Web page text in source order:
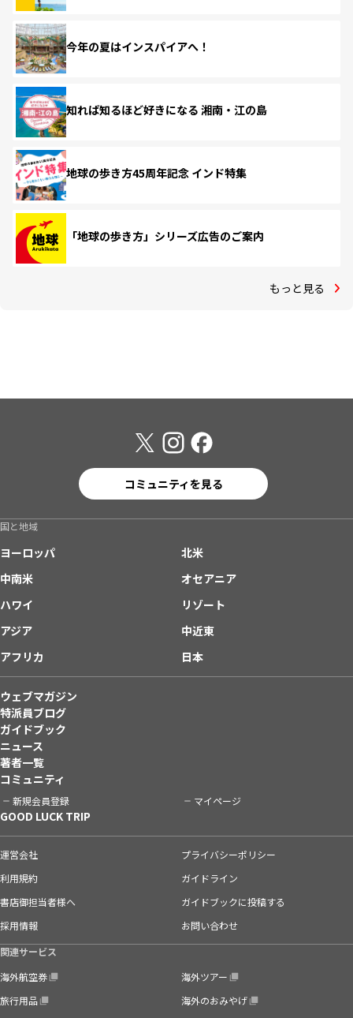
今年の夏はインスパイアへ！
知れば知るほど好きになる 湘南・江の島
地球の歩き方45周年記念 インド特集
「地球の歩き方」シリーズ広告のご案内
もっと見る
コミュニティを見る
国と地域
ヨーロッパ
北米
中南米
オセアニア
ハワイ
リゾート
アジア
中近東
アフリカ
日本
ウェブマガジン
特派員ブログ
ガイドブック
ニュース
著者一覧
コミュニティ
新規会員登録 マイページ
GOOD LUCK TRIP
運営会社
プライバシーポリシー
利用規約
ガイドライン
書店御担当者様へ
ガイドブックに投稿する
採用情報
お問い合わせ
関連サービス
海外航空券
海外ツアー
旅行用品
海外のおみやげ